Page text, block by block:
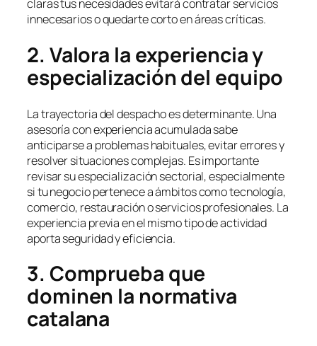
claras tus necesidades evitará contratar servicios
innecesarios o quedarte corto en áreas críticas.
2. Valora la experiencia y
especialización del equipo
La trayectoria del despacho es determinante. Una
asesoría con experiencia acumulada sabe
anticiparse a problemas habituales, evitar errores y
resolver situaciones complejas. Es importante
revisar su especialización sectorial, especialmente
si tu negocio pertenece a ámbitos como tecnología,
comercio, restauración o servicios profesionales. La
experiencia previa en el mismo tipo de actividad
aporta seguridad y eficiencia.
3. Comprueba que
dominen la normativa
catalana